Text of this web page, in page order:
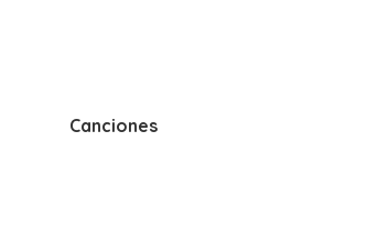
Canciones